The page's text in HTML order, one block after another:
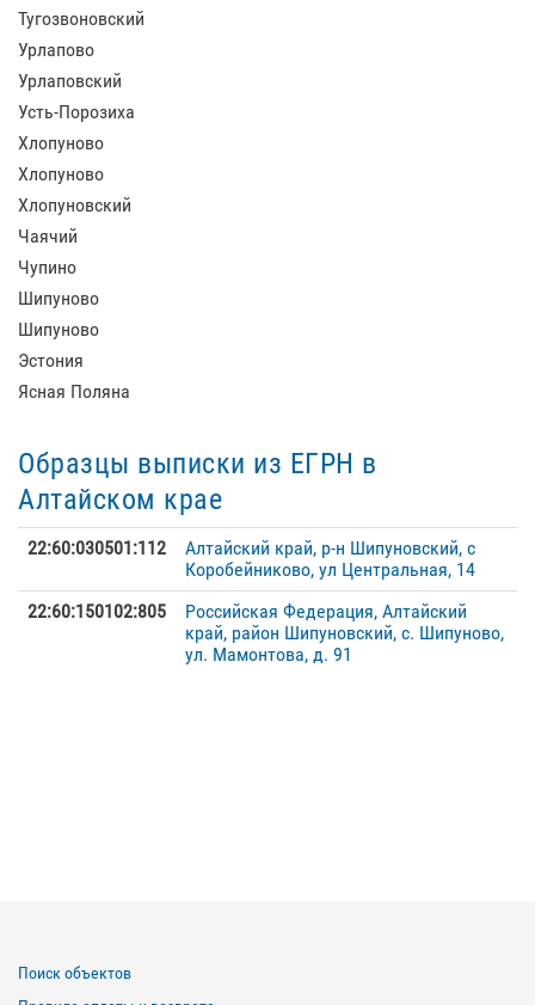
Тугозвоновский
Урлапово
Урлаповский
Усть-Порозиха
Хлопуново
Хлопуново
Хлопуновский
Чаячий
Чупино
Шипуново
Шипуново
Эстония
Ясная Поляна
Образцы выписки из ЕГРН в
Алтайском крае
22:60:030501:112
Алтайский край, р-н Шипуновский, с
Коробейниково, ул Центральная, 14
22:60:150102:805
Российская Федерация, Алтайский
край, район Шипуновский, с. Шипуново,
ул. Мамонтова, д. 91
Поиск объектов